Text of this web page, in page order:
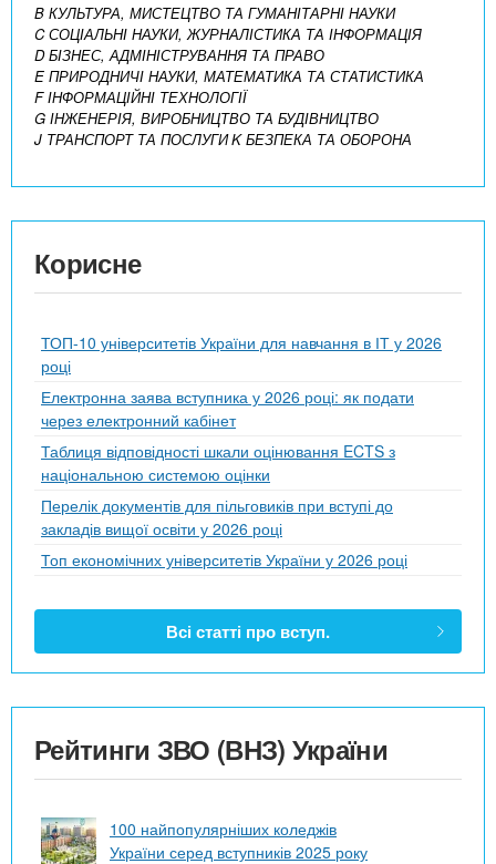
B КУЛЬТУРА, МИСТЕЦТВО ТА ГУМАНІТАРНІ НАУКИ
C СОЦІАЛЬНІ НАУКИ, ЖУРНАЛІСТИКА ТА ІНФОРМАЦІЯ
D БІЗНЕС, АДМІНІСТРУВАННЯ ТА ПРАВО
E ПРИРОДНИЧІ НАУКИ, МАТЕМАТИКА ТА СТАТИСТИКА
F ІНФОРМАЦІЙНІ ТЕХНОЛОГІЇ
G ІНЖЕНЕРІЯ, ВИРОБНИЦТВО ТА БУДІВНИЦТВО
J ТРАНСПОРТ ТА ПОСЛУГИK БЕЗПЕКА ТА ОБОРОНА
Корисне
ТОП-10 університетів України для навчання в ІТ у 2026
році
Електронна заява вступника у 2026 році: як подати
через електронний кабінет
Таблиця відповідності шкали оцінювання ECTS з
національною системою оцінки
Перелік документів для пільговиків при вступі до
закладів вищої освіти у 2026 році
Топ економічних університетів України у 2026 році
Всі статті про вступ.
Рейтинги ЗВО (ВНЗ) України
100 найпопулярніших коледжів
України серед вступників 2025 року